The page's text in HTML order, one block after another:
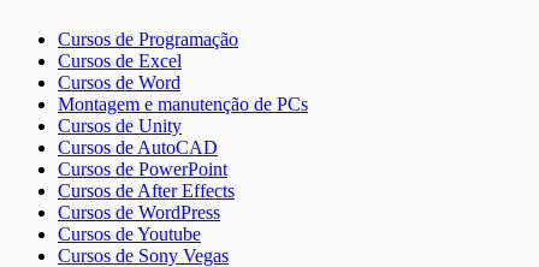
Cursos de Programação
Cursos de Excel
Cursos de Word
Montagem e manutenção de PCs
Cursos de Unity
Cursos de AutoCAD
Cursos de PowerPoint
Cursos de After Effects
Cursos de WordPress
Cursos de Youtube
Cursos de Sony Vegas